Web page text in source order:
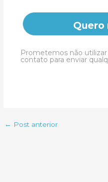
Quero
Prometemos não
contato para enviar
← Post anterior